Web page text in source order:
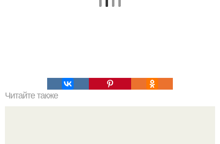
Читайте также